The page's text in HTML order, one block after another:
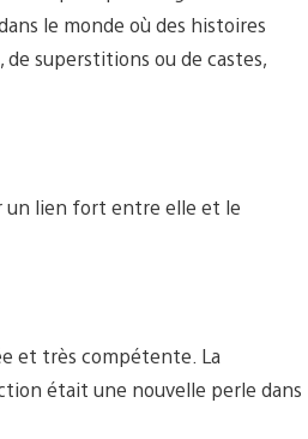
le monde où des histoires
de superstitions ou de castes,
un lien fort entre elle et le
et très compétente. La
était une nouvelle perle dans